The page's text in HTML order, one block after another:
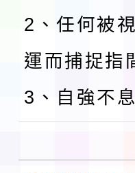
2、任何被
運而捕捉指
3、自強不息